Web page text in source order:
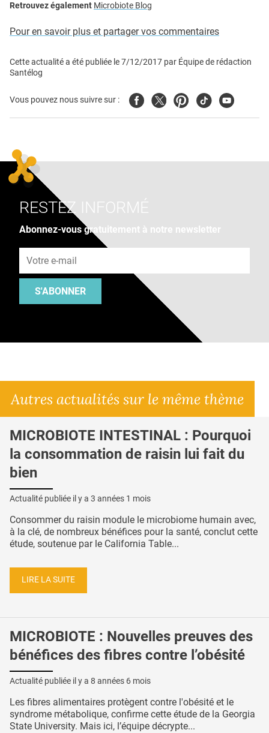
Retrouvez également Microbiote Blog
Pour en savoir plus et partager vos commentaires
Cette actualité a été publiée le7/12/2017 par Équipe de rédaction
Santélog
Vous pouvez nous suivre sur : FacebookTwitterPinterest
TiktokYoutube
RESTEZ INFORMÉ
Abonnez-vous gratuitement à notre newsletter
S'ABONNER
Autres actualités sur le même thème
MICROBIOTE INTESTINAL : Pourquoi
la consommation de raisin lui fait du
bien
Actualité publiée il y a 3 années 1 mois
Consommer du raisin module le microbiome humain avec,
à la clé, de nombreux bénéfices pour la santé, conclut cette
étude, soutenue par le California Table...
LIRE LA SUITE
MICROBIOTE : Nouvelles preuves des
bénéfices des fibres contre l’obésité
Actualité publiée il y a 8 années 6 mois
Les fibres alimentaires protègent contre l'obésité et le
syndrome métabolique, confirme cette étude de la Georgia
State University. Mais ici, l’équipe décrypte...